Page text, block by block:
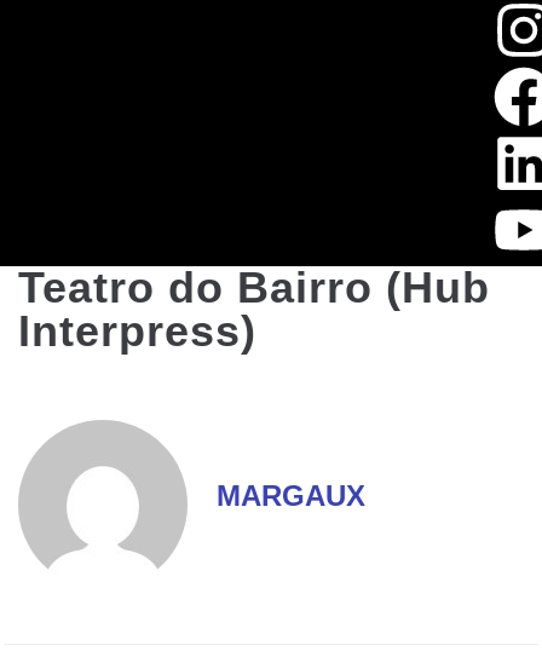
Teatro do Bairro (Hub
Interpress)
MARGAUX